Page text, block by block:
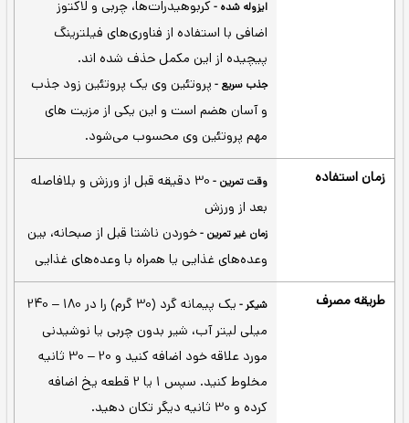
پروتئین وی در رشد، ترمیم و حفظ
عضلات نقش موثری دارد. در نتیجه در طول
یک دوره همراه با تمرینات ورزشی منظم
مصرف شود به ساخت و حفظ عضلات کمک
به‌دلیل 5/5 گرم BCAA
(اسیدآمینه های شاخه‌دار) و 11 گرم EAA (آمینو
اسیدهای ضروری) که دارد اگر قبل از تمرین
استفاده شود به بازیابی و ریکاوری عضلات در
طول یک تمرین طولانی کمک می‌کند.